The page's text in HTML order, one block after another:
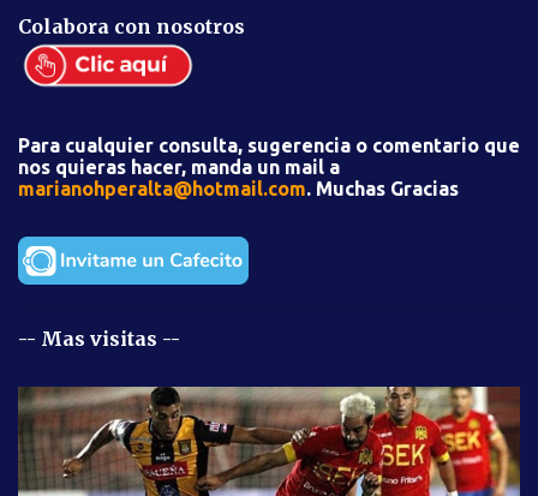
t
a
r
o
s
Colabora con nosotros
Para cualquier consulta, sugerencia o comentario que
nos quieras hacer, manda un mail a
marianohperalta@hotmail.com. Muchas Gracias
-- Mas visitas --